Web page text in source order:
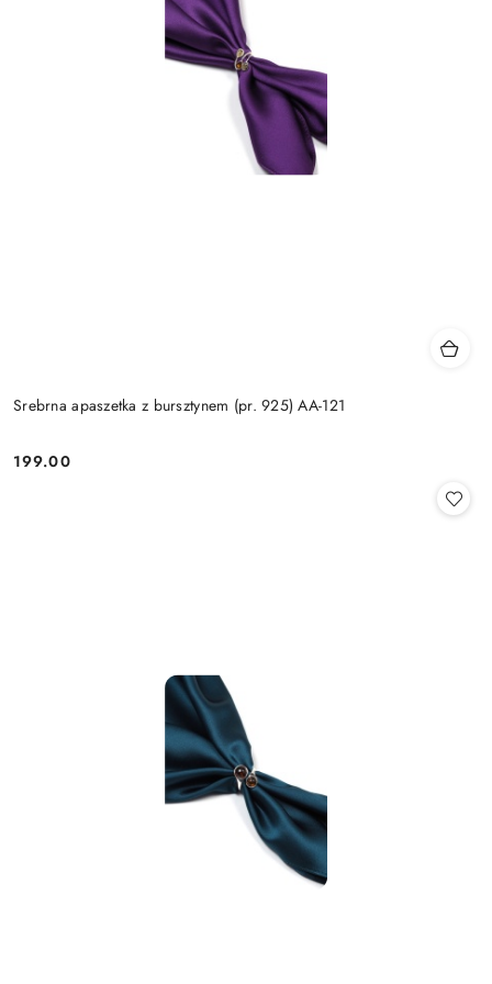
Srebrna apaszetka z bursztynem (pr. 925) AA-121
Cena:
199.00